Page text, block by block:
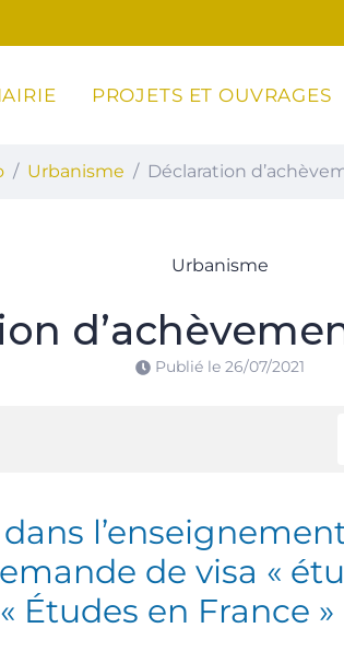
Caldarello
PROJETS ET OUVRAGES
Urbanisme Déclaration
Urbanisme
Publié le 26/07/2021
de visa «
Études en France »